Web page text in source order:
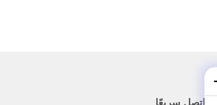
اتصل سريعًا